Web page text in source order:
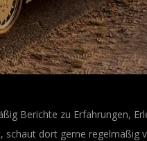
Berichte zu Erfahrungen,
schaut dort gerne regelmäßig